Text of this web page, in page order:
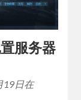
服务器
19日在